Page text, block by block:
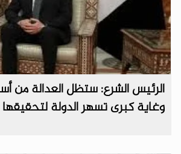
الرئيس الشرع: ستظل العدالة من
وغاية كبرى تسهر الدولة لتحقيقها